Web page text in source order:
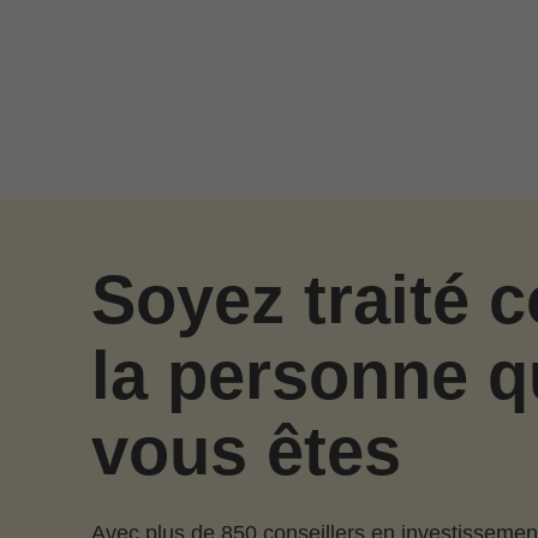
Soyez traité
la personne
vous êtes
Avec plus de 850 conseillers en